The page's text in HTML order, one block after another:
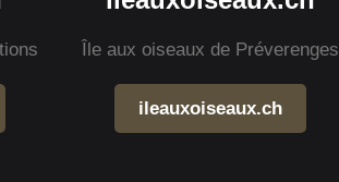
Île aux oiseaux de Préverenges
ileauxoiseaux.ch